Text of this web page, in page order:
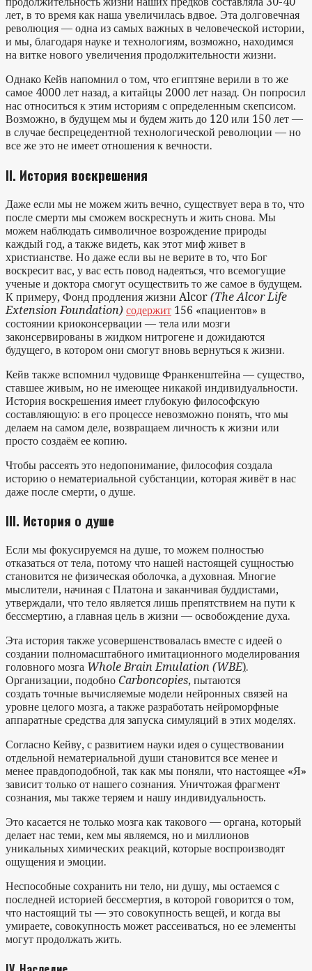
лет, в то время как наша увеличилась вдвое. Эта долговечная
революция — одна из самых важных в человеческой истории,
и мы, благодаря науке и технологиям, возможно, находимся
на витке нового увеличения продолжительности жизни.
Однако Кейв напомнил о том, что египтяне верили в то же
самое 4000 лет назад, а китайцы 2000 лет назад. Он попросил
нас относиться к этим историям с определенным скепсисом.
Возможно, в будущем мы и будем жить до 120 или 150 лет —
в случае беспрецедентной технологической революции — но
все же это не имеет отношения к вечности.
II. История воскрешения
Даже если мы не можем жить вечно, существует вера в то, что
после смерти мы сможем воскреснуть и жить снова. Мы
можем наблюдать символичное возрождение природы
каждый год, а также видеть, как этот миф живет в
христианстве. Но даже если вы не верите в то, что Бог
воскресит вас, у вас есть повод надеяться, что всемогущие
ученые и доктора смогут осуществить то же самое в будущем.
К примеру, Фонд продления жизни Alcor (The Alcor Life
Extension Foundation) содержит 156 «пациентов» в
состоянии криоконсервации — тела или мозги
законсервированы в жидком нитрогене и дожидаются
будущего, в котором они смогут вновь вернуться к жизни.
Кейв также вспомнил чудовище Франкенштейна — существо,
ставшее живым, но не имеющее никакой индивидуальности.
История воскрешения имеет глубокую философскую
составляющую: в его процессе невозможно понять, что мы
делаем на самом деле, возвращаем личность к жизни или
просто создаём ее копию.
Чтобы рассеять это недопонимание, философия создала
историю о нематериальной субстанции, которая живёт в нас
даже после смерти, о душе.
III. История о душе
Если мы фокусируемся на душе, то можем полностью
отказаться от тела, потому что нашей настоящей сущностью
становится не физическая оболочка, а духовная. Многие
мыслители, начиная с Платона и заканчивая буддистами,
утверждали, что тело является лишь препятствием на пути к
бессмертию, а главная цель в жизни — освобождение духа.
Эта история также усовершенствовалась вместе с идеей о
создании полномасштабного имитационного моделирования
головного мозга Whole Brain Emulation (WBE).
Организации, подобно Carboncopies, пытаются
создать точные вычисляемые модели нейронных связей на
уровне целого мозга, а также разработать нейроморфные
аппаратные средства для запуска симуляций в этих моделях.
Согласно Кейву, с развитием науки идея о существовании
отдельной нематериальной души становится все менее и
менее правдоподобной, так как мы поняли, что настоящее «Я»
зависит только от нашего сознания. Уничтожая фрагмент
сознания, мы также теряем и нашу индивидуальность.
Это касается не только мозга как такового — органа, который
делает нас теми, кем мы являемся, но и миллионов
уникальных химических реакций, которые воспроизводят
ощущения и эмоции.
Неспособные сохранить ни тело, ни душу, мы остаемся с
последней историей бессмертия, в которой говорится о том,
что настоящий ты — это совокупность вещей, и когда вы
умираете, совокупность может рассеиваться, но ее элементы
могут продолжать жить.